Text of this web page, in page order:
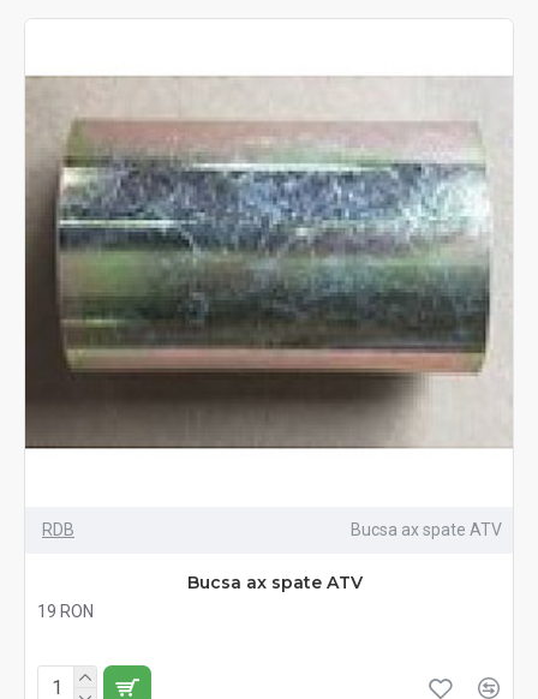
RDB Bucsa ax spate ATV
Bucsa ax spate ATV
19 RON